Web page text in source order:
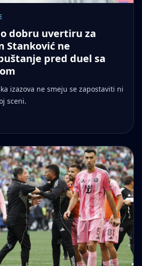
dobru uvertiru za
Stanković ne
pred duel sa
izazova ne smeju se zapostaviti ni
sceni.